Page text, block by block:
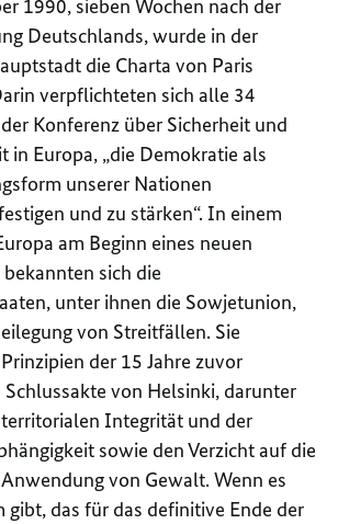
1990, sieben Wochen nach der
Deutschlands, wurde in der
die Charta von Paris
verpflichteten sich alle 34
Konferenz über Sicherheit und
in Europa, „die Demokratie als
unserer Nationen
und zu stärken“. In einem
am Beginn eines neuen
sich die
unter ihnen die Sowjetunion,
von Streitfällen. Sie
der 15 Jahre zuvor
von Helsinki, darunter
Integrität und der
sowie den Verzicht auf die
von Gewalt. Wenn es
gibt, das für das definitive Ende der